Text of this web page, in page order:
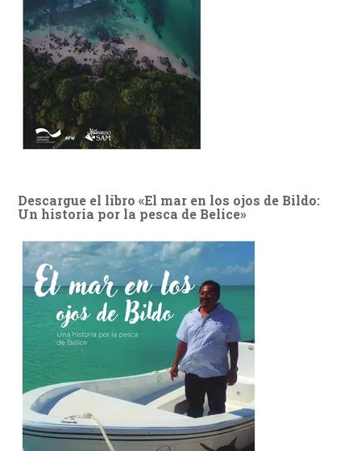
Descargue el libro «El mar en los ojos de Bildo:
Un historia por la pesca de Belice»